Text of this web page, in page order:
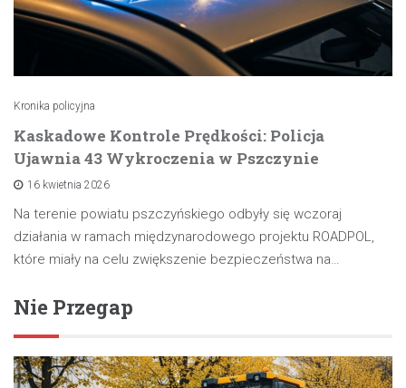
Kronika policyjna
Kaskadowe Kontrole Prędkości: Policja
Ujawnia 43 Wykroczenia w Pszczynie
16 kwietnia 2026
Na terenie powiatu pszczyńskiego odbyły się wczoraj
działania w ramach międzynarodowego projektu ROADPOL,
które miały na celu zwiększenie bezpieczeństwa na…
Nie Przegap